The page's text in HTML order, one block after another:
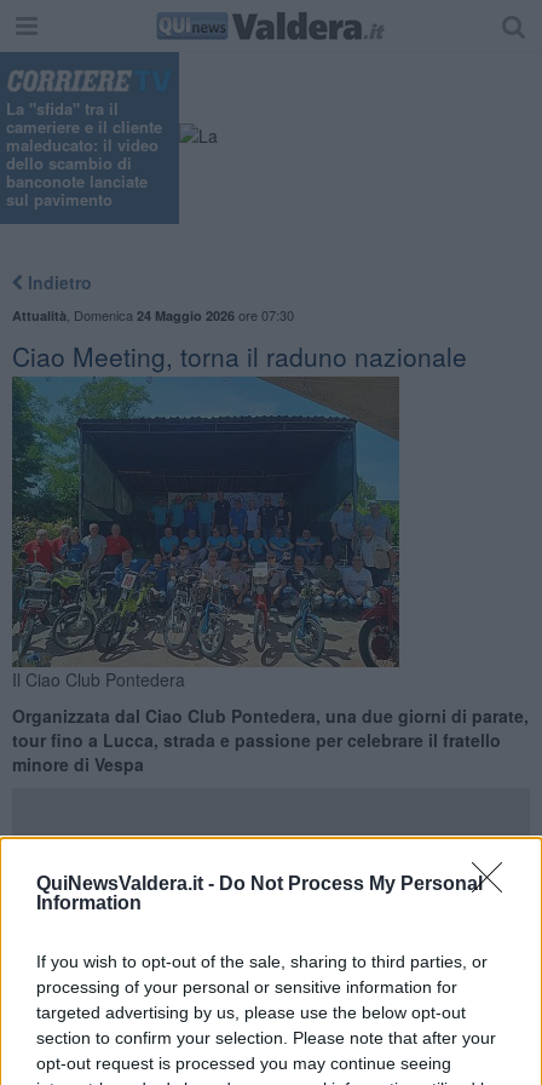
QuiNewsValdera.it - Do Not Process My Personal
Information
If you wish to opt-out of the sale, sharing to third parties, or
processing of your personal or sensitive information for
targeted advertising by us, please use the below opt-out
section to confirm your selection. Please note that after your
opt-out request is processed you may continue seeing
La "sfida" tra il
cameriere e il cliente
maleducato: il video
dello scambio di
banconote lanciate
sul pavimento
Indietro
Attualità Domenica 24 Maggio 2026ore 07:30
Ciao Meeting, torna il raduno nazionale
Il Ciao Club Pontedera
Organizzata dal Ciao Club Pontedera, una due giorni di parate,
tour fino a Lucca, strada e passione per celebrare il fratello
minore di Vespa
PONTEDERA —
della città, icona di design e libertà, oltre alla sorella maggiore, la
Vespa che ha appena compiuto 80 anni.
La manifestazione dedicata stavolta al mitico Piaggio Ciao,
simbolo della mobilità italiana dagli anni Sessanta in poi, è in
programma per il fine settimana del30 e 31 Maggio, organizzata